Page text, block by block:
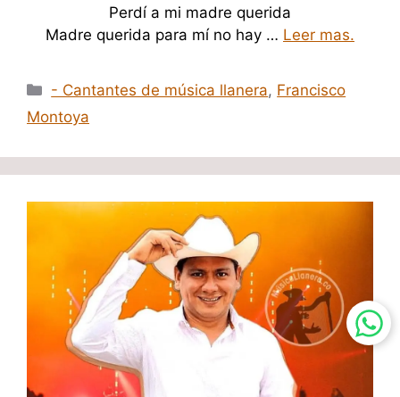
Perdí a mi madre querida
Madre querida para mí no hay … Leer mas.
Categorías
- Cantantes de música llanera, Francisco
Montoya